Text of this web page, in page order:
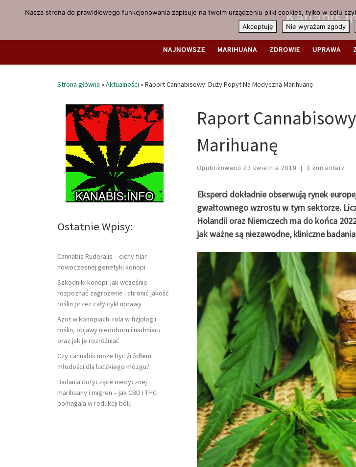
Przejdź do treści
NAJNOWSZE MARIHUANA ZDROWIE UPRAWA
Strona główna »Aktualności »Raport Cannabisowy: Duży Popyt Na Medyczną Marihuanę
Raport
Marihuanę
Opublikowano 23 kwietnia 2019 1 komentarz
Eksperci dokładnie obserwują rynek
gwałtownego wzrostu w tym sektorze.
Holandii oraz Niemczech ma do końca
jak ważne są niezawodne, kliniczne
Ostatnie Wpisy:
Cannabis Ruderalis – cichy filar
nowoczesnej genetyki konopi
Szkodniki konopi: jak wcześnie
rozpoznać zagrożenie i chronić jakość
roślin przez cały cykl uprawy
Azot w konopiach: rola w fizjologii
roślin, objawy niedoboru i nadmiaru
oraz jak je rozróżniać
Czy cannabis może być źródłem
młodości dla ludzkiego mózgu?
Badania dotyczące medycznej
marihuany i migren – jak CBD i THC
pomagają w redukcji bólu
Nasza strona do prawidłowego funkcjonowania zapisuje na twoim urządzeniu pliki cookies, tylko w celu
Akceptuję
Nie wyrażam zgody